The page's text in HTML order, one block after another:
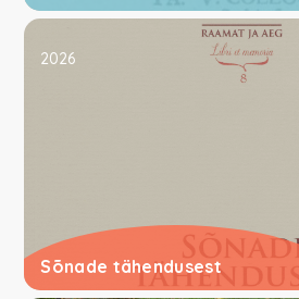
Sõnade tähendusest
2026